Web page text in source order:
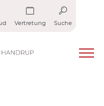
Vertretung Suche